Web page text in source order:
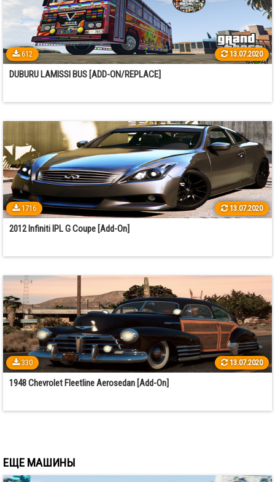
612 13.07.2020
DUBURU LAMISSI BUS [ADD-ON/REPLACE]
1716 13.07.2020
2012 Infiniti IPL G Coupe [Add-On]
330 13.07.2020
1948 Chevrolet Fleetline Aerosedan [Add-On]
ЕЩЕ МАШИНЫ